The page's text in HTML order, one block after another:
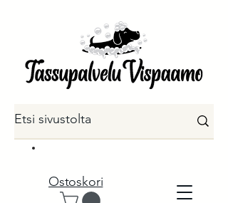
Ostoskori